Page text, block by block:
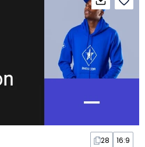
28 16:9